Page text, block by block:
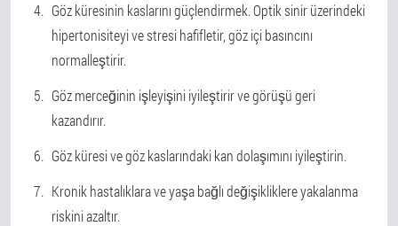
Göz küresinin kaslarını güçlendirmek. Optik sinir üzerindeki
hipertonisiteyi ve stresi hafifletir, göz içi basıncını
normalleştirir.
Göz merceğinin işleyişini iyileştirir ve görüşü geri
kazandırır.
Göz küresi ve göz kaslarındaki kan dolaşımını iyileştirin.
Kronik hastalıklara ve yaşa bağlı değişikliklere yakalanma
riskini azaltır.